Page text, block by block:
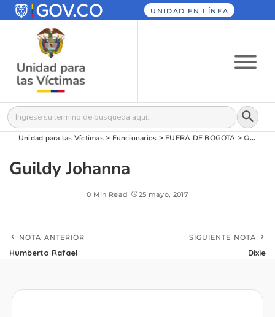
UNIDAD EN LÍNEA
Buscar: Botón
Unidad para las Víctimas> Funcionarios > FUERA DE BOGOTA >Guildy Johanna
Guildy Johanna
0 Min Read 25 mayo, 2017
NOTA ANTERIOR
Humberto Rafael
SIGUIENTE NOTA
Dixie